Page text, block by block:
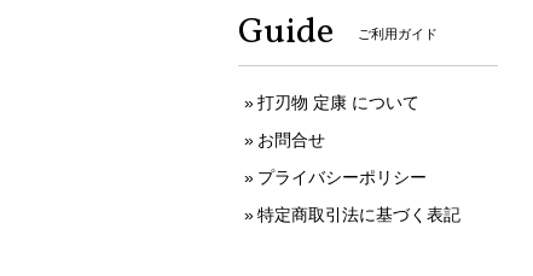
Guide ご利用ガイド
打刃物 定康 について
お問合せ
プライバシーポリシー
特定商取引法に基づく表記